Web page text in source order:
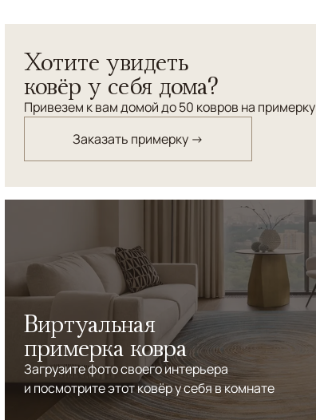
Хотите увидеть
ковёр у себя дома?
Привезем к вам домой до 50 ковров на примерку
Заказать примерку →
Виртуальная
примерка ковра
Загрузите фото своего интерьера
и посмотрите этот ковёр у себя в комнате